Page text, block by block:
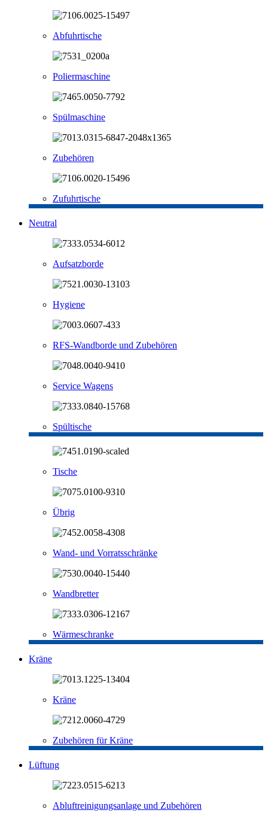
Abfuhrtische
Poliermaschine
Spülmaschine
Zubehören
Zufuhrtische
Neutral
Aufsatzborde
Hygiene
RFS-Wandborde und Zubehören
Service Wagens
Spültische
Tische
Übrig
Wand- und Vorratsschränke
Wandbretter
Wärmeschranke
Kräne
Kräne
Zubehören für Kräne
Lüftung
Abluftreinigungsanlage und Zubehören